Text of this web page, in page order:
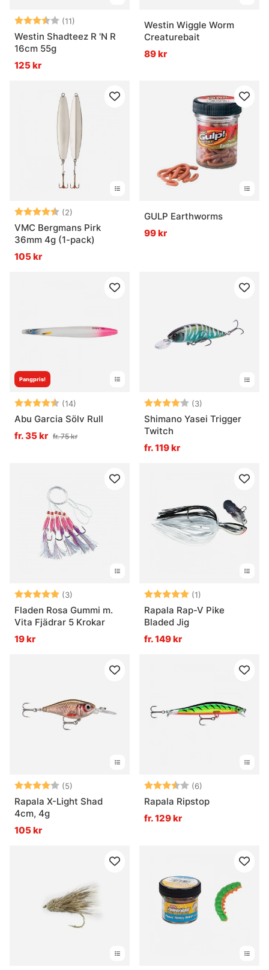
Betyg: (11)
3.5 utav 5 stjärnor
Westin Shadteez R 'N R
16cm 55g
125 kr
Westin Wiggle Worm
Creaturebait
89 kr
Betyg: (2)
4.5 utav 5 stjärnor
VMC Bergmans Pirk
36mm 4g (1-pack)
105 kr
GULP Earthworms
99 kr
Pangpris!
Betyg: (14)
4.5 utav 5 stjärnor
Abu Garcia Sölv Rull
fr. 35 kr fr. 75 kr
Betyg: (3)
Shimano Yasei Trigger
Twitch
fr. 119 kr
Betyg: (3)
5.0 utav 5 stjärnor
Fladen Rosa Gummi m.
Vita Fjädrar 5 Krokar
19 kr
Betyg: (1)
Rapala Rap-V Pike
Bladed Jig
fr. 149 kr
Betyg: (5)
4.0 utav 5 stjärnor
Rapala X-Light Shad
4cm, 4g
105 kr
Betyg: (6)
Rapala Ripstop
fr. 129 kr